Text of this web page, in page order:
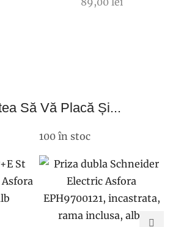
Să Vă Placă Și...
100 în stoc